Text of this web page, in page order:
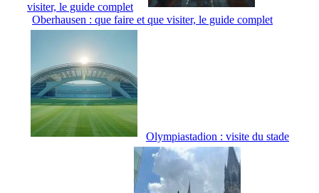
visiter, le guide complet
Oberhausen : que faire et que visiter, le guide complet
Olympiastadion : visite du stade